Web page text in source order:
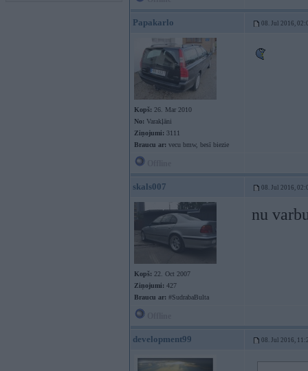
Papakarlo 08. Jul 2016,
Kopš: 26. Mar 2010
No: Varakļāni
Ziņojumi: 3111
Braucu ar: vecu bmw, besī biezie
skals007 08. Jul 2016,
Kopš: 22. Oct 2007
Ziņojumi: 427
Braucu ar: #SudrabaBulta
nu
development99 08. Jul 2016,